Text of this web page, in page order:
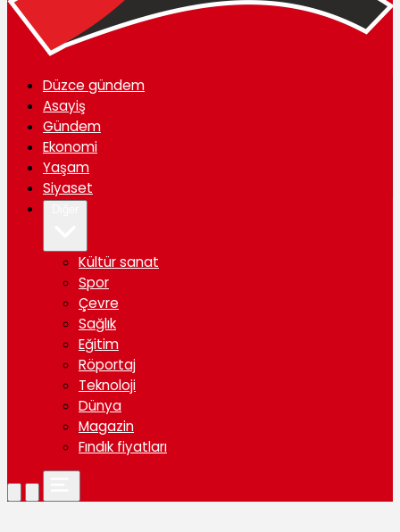
Düzce gündem
Asayiş
Gündem
Ekonomi
Yaşam
Siyaset
Kültür sanat
Spor
Çevre
Sağlık
Eğitim
Röportaj
Teknoloji
Dünya
Magazin
Fındık fiyatları